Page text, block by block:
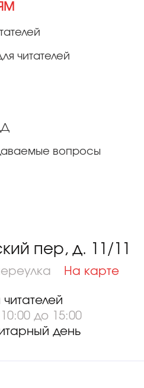
читателей
вопросы
пер, д. 11/11
На карте
до 15:00
день